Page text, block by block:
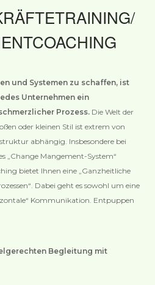
und Systemen zu schaffen, ist
Unternehmen ein
Prozess. Die Welt der
oder kleinen Stil ist extrem von
abhängig. Insbesondere bei
„Change Mangement-System“
bietet Ihnen eine „Ganzheitliche
Dabei geht es sowohl um eine
Kommunikation. Entpuppen
Begleitung mit